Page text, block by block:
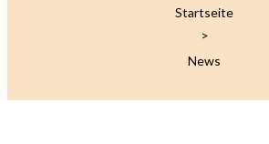
Startseite
>
News